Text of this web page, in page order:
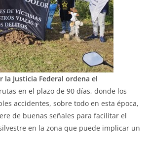
Justicia Federal ordena el
en el plazo de 90 días, donde los
accidentes, sobre todo en esta época,
de buenas señales para facilitar el
en la zona que puede implicar un